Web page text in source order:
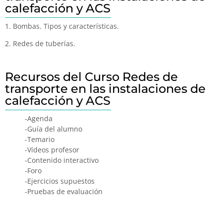
calefacción y ACS
1. Bombas. Tipos y características.
2. Redes de tuberías.
Recursos del Curso Redes de
transporte en las instalaciones de
calefacción y ACS
-Agenda
-Guía del alumno
-Temario
-Vídeos profesor
-Contenido interactivo
-Foro
-Ejercicios supuestos
-Pruebas de evaluación